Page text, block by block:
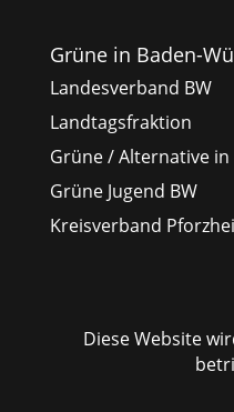
Grüne in Baden-
Landesverband BW
Landtagsfraktion
Grüne / Alternative in
Grüne Jugend BW
Kreisverband
Diese Website